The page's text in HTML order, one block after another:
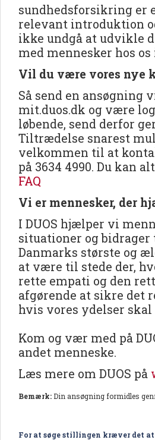
sundhedsforsikring er
relevant introduktion
ikke undgå at udvikle
med mennesker hos os
Vil du være vores nye
Så send en ansøgning
mit.duos.dk og være
løbende, send derfor
Tiltrædelse snarest
velkommen til at
på 3634 4990. Du kan
FAQ
Vi er mennesker, der
I DUOS hjælper vi
situationer og
Danmarks største og
at være til stede der,
rette empati og den
afgørende at sikre det
hvis vores ydelser
Kom og vær med på
andet menneske.
Læs mere om DUOS på
Bemærk:Din ansøgning formidles
For at søge stillingen kræver det at